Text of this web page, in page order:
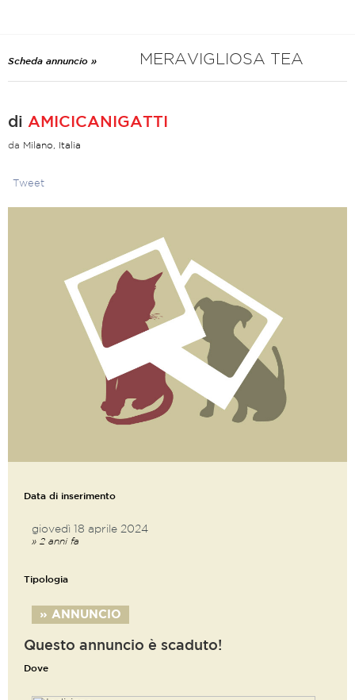
Scheda annuncio » MERAVIGLIOSA TEA
di AMICICANIGATTI
da Milano, Italia
Tweet
Data di inserimento
giovedì 18 aprile 2024
» 2 anni fa
Tipologia
» ANNUNCIO
Questo annuncio è scaduto!
Dove